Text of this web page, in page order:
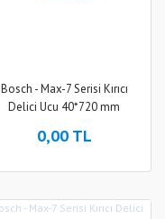
Bosch - Max-7 Serisi Kırıcı
Delici Ucu 40*720 mm
0,00 TL